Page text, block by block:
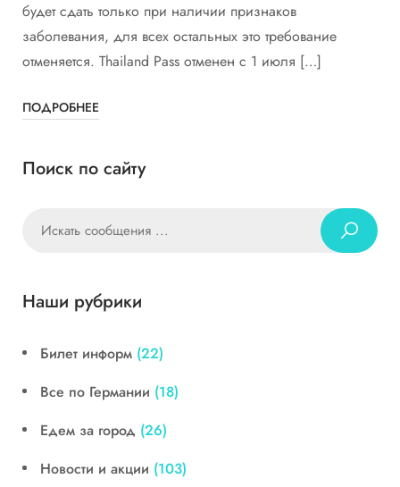
будет сдать только при наличии признаков
заболевания, для всех остальных это требование
отменяется. Thailand Pass отменен с 1 июля […]
ПОДРОБНЕЕ
Поиск по сайту
Наши рубрики
Билет информ (22)
Все по Германии (18)
Едем за город (26)
Новости и акции (103)